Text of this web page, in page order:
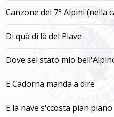
Canzone del 7° Alpini (nella
Di quà di là del Piave
Dove sei stato mio
E Cadorna manda a dire
E la nave s'ccosta pian piano